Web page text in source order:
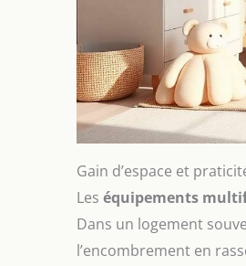
Gain d’espace et
Les équipements
Dans un logement
l’encombrement en